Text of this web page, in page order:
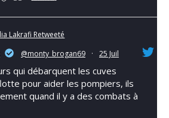
Lakrafi Retweeté
@monty_brogan69 · 25 Juil
qui débarquent les cuves
pour aider les pompiers, ils
quand il y a des combats à